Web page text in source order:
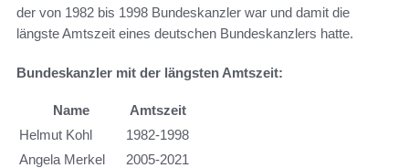
der von 1982 bis 1998 Bundeskanzler war und damit die
längste Amtszeit eines deutschen Bundeskanzlers hatte.
Bundeskanzler mit der längsten Amtszeit:
Name
Amtszeit
Helmut Kohl
1982-1998
Angela Merkel
2005-2021